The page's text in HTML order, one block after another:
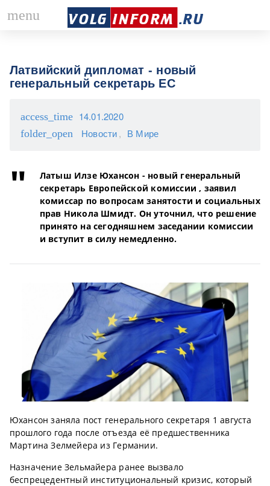
Латвийский дипломат - новый
генеральный секретарь ЕС
access_time 14.01.2020
folder_open Новости В Мире
Латыш Илзе Юхансон - новый генеральный
секретарь Европейской комиссии , заявил
комиссар по вопросам занятости и социальных
прав Никола Шмидт. Он уточнил, что решение
принято на сегодняшнем заседании комиссии
и вступит в силу немедленно.
Юхансон заняла пост генерального секретаря 1 августа
прошлого года после отъезда её предшественника
Мартина Зелмейера из Германии.
Назначение Зельмайера ранее вызвало
беспрецедентный институциональный кризис, который
menu